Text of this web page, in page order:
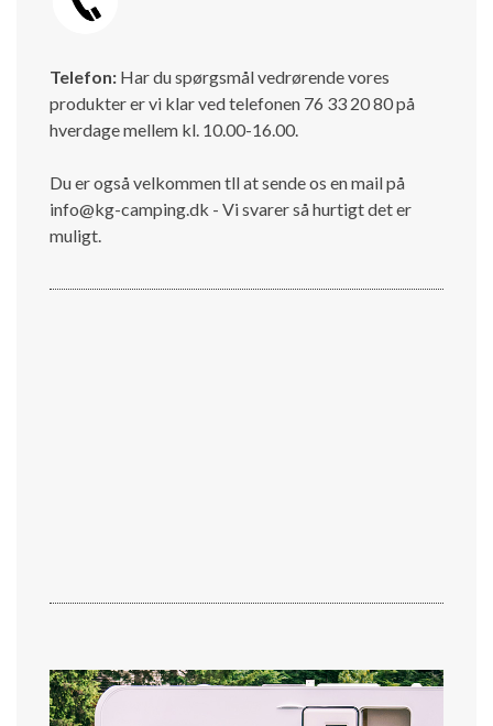
Telefon: Har du spørgsmål vedrørende vores
produkter er vi klar ved telefonen 76 33 20 80 på
hverdage mellem kl. 10.00-16.00.
Du er også velkommen tll at sende os en mail på
info@kg-camping.dk - Vi svarer så hurtigt det er
muligt.